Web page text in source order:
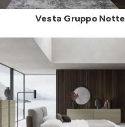
Vesta Gruppo Notte